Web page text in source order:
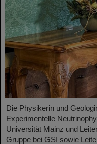
Die Physikerin und
Experimentelle
Universität Mainz und
Gruppe bei GSI sowie